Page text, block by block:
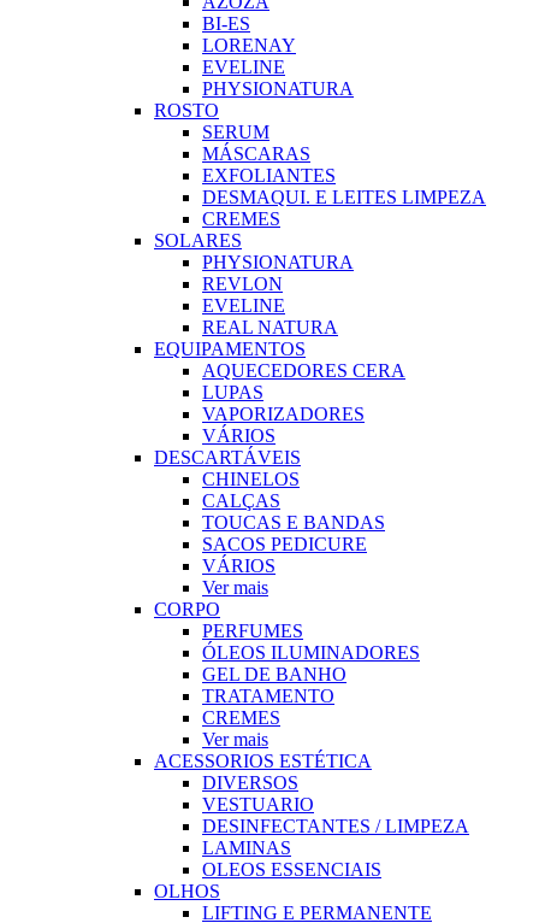
BI-ES
LORENAY
EVELINE
PHYSIONATURA
ROSTO
SERUM
MÁSCARAS
EXFOLIANTES
DESMAQUI. E LEITES LIMPEZA
CREMES
SOLARES
PHYSIONATURA
REVLON
EVELINE
REAL NATURA
EQUIPAMENTOS
AQUECEDORES CERA
LUPAS
VAPORIZADORES
VÁRIOS
DESCARTÁVEIS
CHINELOS
CALÇAS
TOUCAS E BANDAS
SACOS PEDICURE
VÁRIOS
Ver mais
CORPO
PERFUMES
ÓLEOS ILUMINADORES
GEL DE BANHO
TRATAMENTO
CREMES
Ver mais
ACESSORIOS ESTÉTICA
DIVERSOS
VESTUARIO
DESINFECTANTES / LIMPEZA
LAMINAS
OLEOS ESSENCIAIS
OLHOS
LIFTING E PERMANENTE